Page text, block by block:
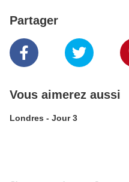
Partager
Vous aimerez aussi
Londres - Jour 3